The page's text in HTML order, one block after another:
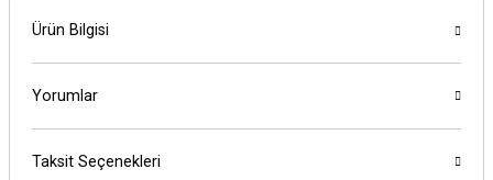
Ürün Bilgisi
Yorumlar
Taksit Seçenekleri